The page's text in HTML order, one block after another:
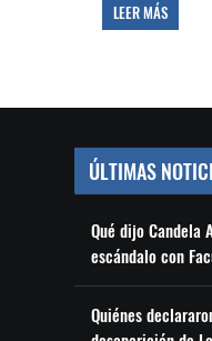
LEER MÁS
ÚLTIMAS
Qué dijo Candela
escándalo con
Quiénes